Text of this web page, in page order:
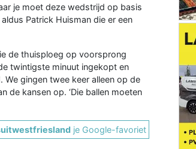
je moet deze wedstrijd op basis
Patrick Huisman die er een
de thuisploeg op voorsprong
twintigste minuut ingekopt en
We gingen twee keer alleen op de
de kansen op. ‘Die ballen moeten
je Google-favoriet